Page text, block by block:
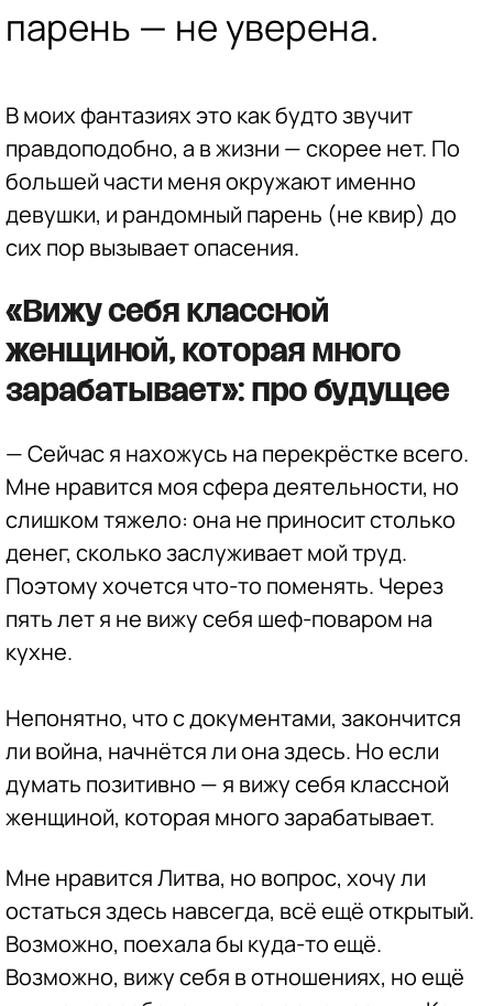
парень — не уверена.
В моих фантазиях это как будто звучит
правдоподобно, а в жизни — скорее нет. По
большей части меня окружают именно
девушки, и рандомный парень (не квир) до
сих пор вызывает опасения.
«Вижу себя классной
женщиной, которая много
зарабатывает»: про будущее
— Сейчас я нахожусь на перекрёстке всего.
Мне нравится моя сфера деятельности, но
слишком тяжело: она не приносит столько
денег, сколько заслуживает мой труд.
Поэтому хочется что-то поменять. Через
пять лет я не вижу себя шеф-поваром на
кухне.
Непонятно, что с документами, закончится
ли война, начнётся ли она здесь. Но если
думать позитивно — я вижу себя классной
женщиной, которая много зарабатывает.
Мне нравится Литва, но вопрос, хочу ли
остаться здесь навсегда, всё ещё открытый.
Возможно, поехала бы куда-то ещё.
Возможно, вижу себя в отношениях, но ещё